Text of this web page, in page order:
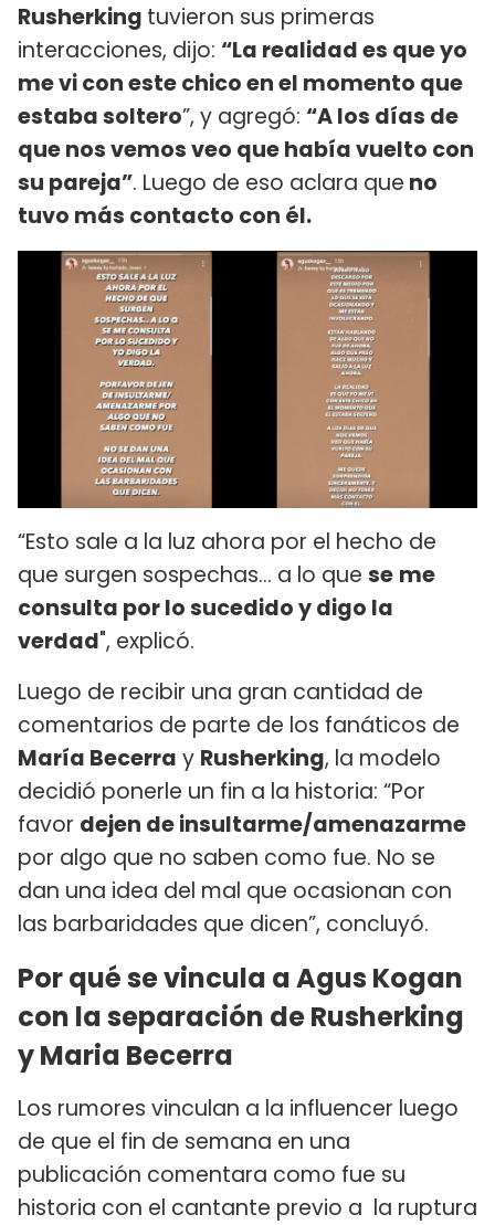
Rusherking tuvieron sus primeras
interacciones, dijo: “La realidad es que yo
me vi con este chico en el momento que
estaba soltero”, y agregó: “A los días de
que nos vemos veo que había vuelto con
su pareja”. Luego de eso aclara que no
tuvo más contacto con él.
“Esto sale a la luz ahora por el hecho de
que surgen sospechas… a lo que se me
consulta por lo sucedido y digo la
verdad", explicó.
Luego de recibir una gran cantidad de
comentarios de parte de los fanáticos de
María Becerra y Rusherking, la modelo
decidió ponerle un fin a la historia: “Por
favor dejen de insultarme/amenazarme
por algo que no saben como fue. No se
dan una idea del mal que ocasionan con
las barbaridades que dicen”, concluyó.
Por qué se vincula a Agus Kogan
con la separación de Rusherking
y Maria Becerra
Los rumores vinculan a la influencer luego
de que el fin de semana en una
publicación comentara como fue su
historia con el cantante previo a la ruptura